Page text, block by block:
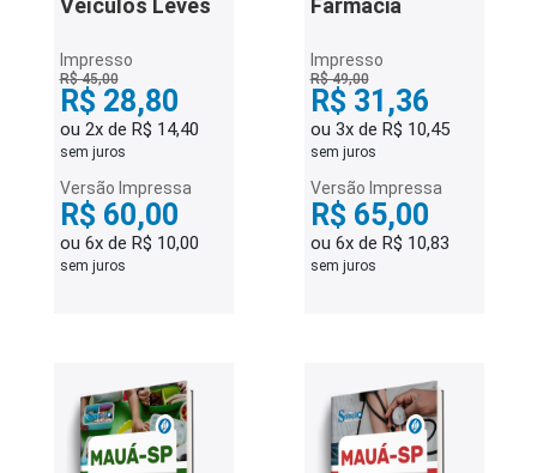
Veículos Leves
Impresso
R$ 45,00
R$ 28,80
ou 2x de R$ 14,40
sem juros
Versão Impressa
R$ 60,00
ou 6x de R$ 10,00
sem juros
Farmácia
Impresso
R$ 49,00
R$ 31,36
ou 3x de R$ 10,45
sem juros
Versão Impressa
R$ 65,00
ou 6x de R$ 10,83
sem juros